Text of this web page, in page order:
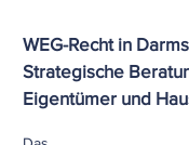
WEG-Recht in
Strategische
Eigentümer und